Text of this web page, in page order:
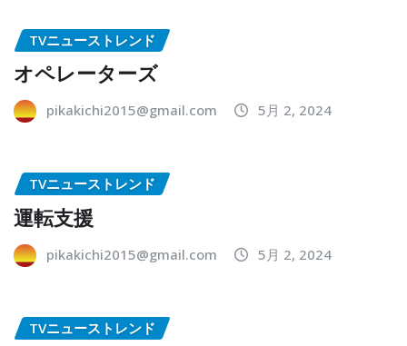
TVニューストレンド
オペレーターズ
pikakichi2015@gmail.com 5月 2, 2024
TVニューストレンド
運転支援
pikakichi2015@gmail.com 5月 2, 2024
TVニューストレンド